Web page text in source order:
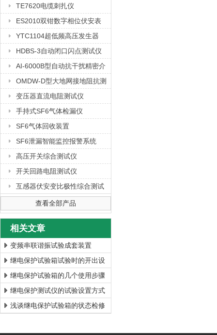
TE7620电缆刺扎仪
ES2010双钳数字相位伏安表
YTC1104超低频高压发生器
HDBS-3自动闭口闪点测试仪
AI-6000B型自动抗干扰精密介
质损耗测量仪
OMDW-D型大地网接地阻抗测
试仪
变压器直流电阻测试仪
手持式SF6气体检漏仪
SF6气体回收装置
SF6泄漏智能监控报警系统
高压开关综合测试仪
开关回路电阻测试仪
互感器伏安变比极性综合测试
查看全部产品
相关文章
变频串联谐振试验成套装置
继电保护试验箱试验时的开出设
置说明
继电保护试验箱的几个使用步骤
继电保护测试仪的试验设置方式
浅谈继电保护试验箱的状态检修